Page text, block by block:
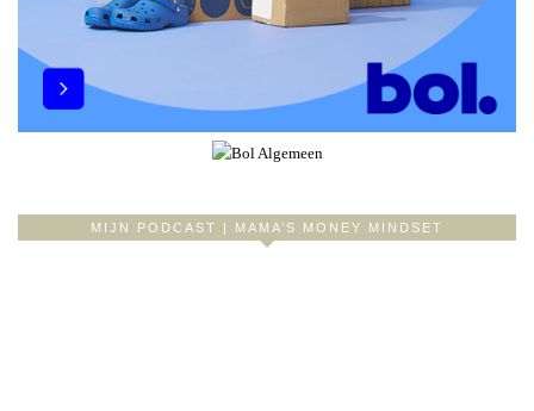
MIJN PODCAST | MAMA’S MONEY MINDSET